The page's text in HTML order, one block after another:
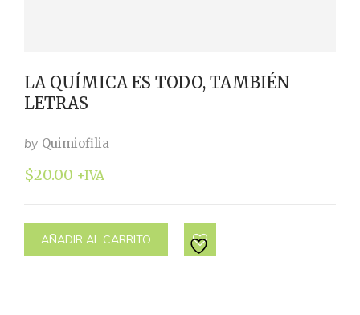
LA QUÍMICA ES TODO, TAMBIÉN
LETRAS
by Quimiofilia
$20.00 +IVA
AÑADIR AL CARRITO